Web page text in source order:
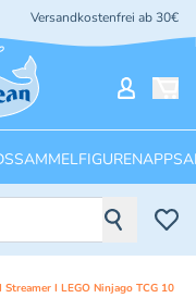
Versandkostenfrei ab 30€
SAMMELFIGURENAPPS
I LEGO Ninjago TCG 10